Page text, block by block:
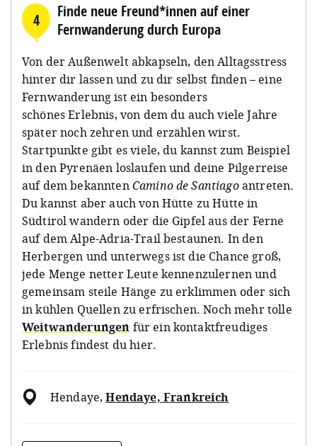
4
Finde neue Freund*innen auf einer
Fernwanderung durch Europa
Von der Außenwelt abkapseln, den Alltagsstress
hinter dir lassen und zu dir selbst finden – eine
Fernwanderung ist ein besonders
schönes Erlebnis, von dem du auch viele Jahre
später noch zehren und erzählen wirst.
Startpunkte gibt es viele, du kannst zum Beispiel
in den Pyrenäen loslaufen und deine Pilgerreise
auf dem bekanntenCamino de Santiagoantreten.
Du kannst aber auch von Hütte zu Hütte in
Südtirol wandern oder die Gipfel aus der Ferne
auf dem Alpe-Adria-Trail bestaunen. In den
Herbergen und unterwegs ist die Chance groß,
jede Menge netter Leute kennenzulernen und
gemeinsam steile Hänge zu erklimmen oder sich
in kühlen Quellen zu erfrischen. Noch mehr tolle
Weitwanderungen für ein kontaktfreudiges
Erlebnis findest du hier.
Hendaye,Hendaye, Frankreich